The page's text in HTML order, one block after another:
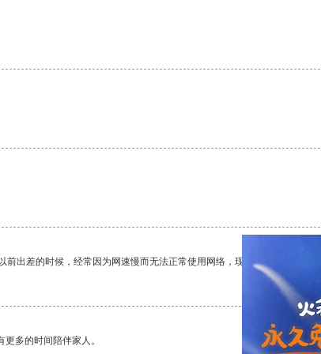
出差的时候，经常因为网速慢而无法正常使用网络，现在有了这个app，
多的时间陪伴家人。